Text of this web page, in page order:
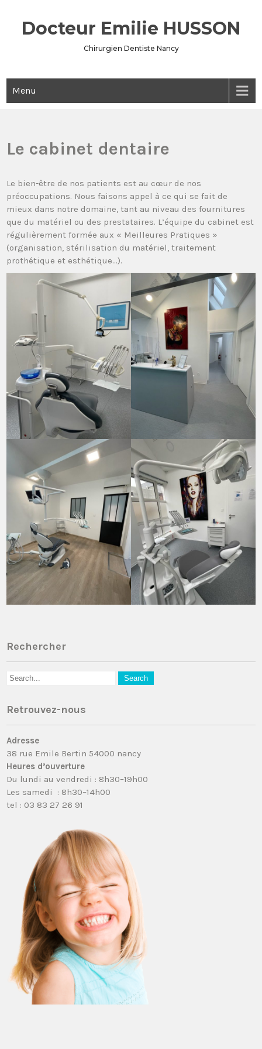
Docteur Emilie HUSSON
Chirurgien Dentiste Nancy
Menu
Le cabinet dentaire
Le bien-être de nos patients est au cœur de nos
préoccupations. Nous faisons appel à ce qui se fait de
mieux dans notre domaine, tant au niveau des fournitures
que du matériel ou des prestataires. L’équipe du cabinet est
régulièrement formée aux « Meilleures Pratiques »
(organisation, stérilisation du matériel, traitement
prothétique et esthétique…).
Rechercher
Retrouvez-nous
Adresse
38 rue Emile Bertin 54000 nancy
Heures d’ouverture
Du lundi au vendredi : 8h30–19h00
Les samedi : 8h30–14h00
tel : 03 83 27 26 91